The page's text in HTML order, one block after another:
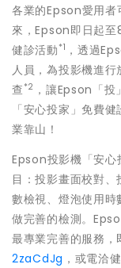
各業的Epson愛用者
來，Epson即日起至
健診活動 *1 ，透過
人員，為投影機進
查 *2 ，讓Epson「
「安心投家」免費
業靠山！
Epson投影機「安心
目：投影畫面校對
數檢視、燈泡使用
做完善的檢測。
最專業完善的服務
2zaCdJg ，或電洽